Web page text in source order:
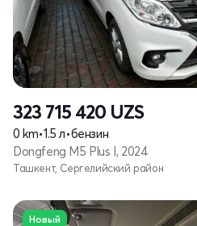
323 715 420 UZS
0 km•1.5 л•бензин
Dongfeng M5 Plus I, 2024
Ташкент, Сергелийский район
Новый